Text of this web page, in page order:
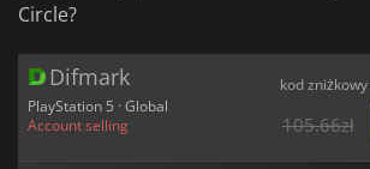
Circle?
Difmark
PlayStation 5 · Global
Account selling
kod zniżkowy
105.66zł